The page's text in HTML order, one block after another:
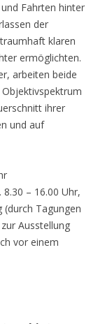
Fahrten hinter
der
klaren
ermöglichten.
arbeiten beide
ihrer
und auf
– 16.00 Uhr,
(durch Tagungen
Ausstellung
vor einem